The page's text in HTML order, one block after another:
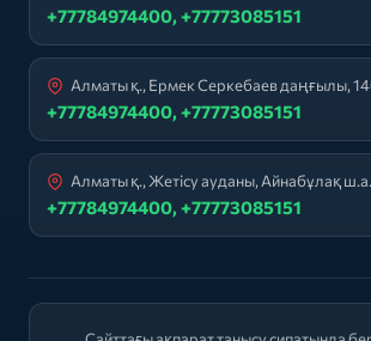
+77784974400, +77773085151
Алматы қ., Ермек Серкебаев даңғылы,
+77784974400, +77773085151
Алматы қ., Жетісу ауданы, Айнабұлақ
+77784974400, +77773085151